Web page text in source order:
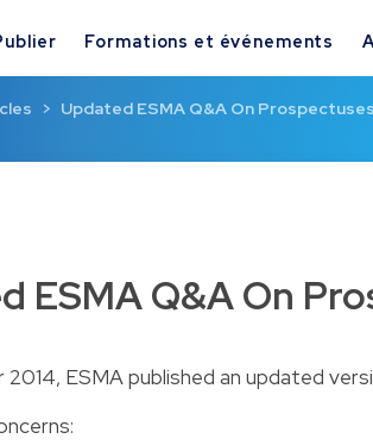
Formations et événements
Updated ESMA Q&A On Prospectuses
ESMA Q&A On
2014, ESMA published an updated